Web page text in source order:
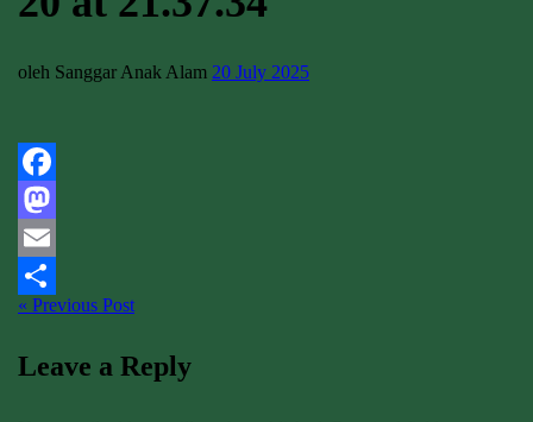
oleh Sanggar Anak Alam 20 July 2025
Facebook
Mastodon
Email
Share
« Previous Post
Leave a Reply